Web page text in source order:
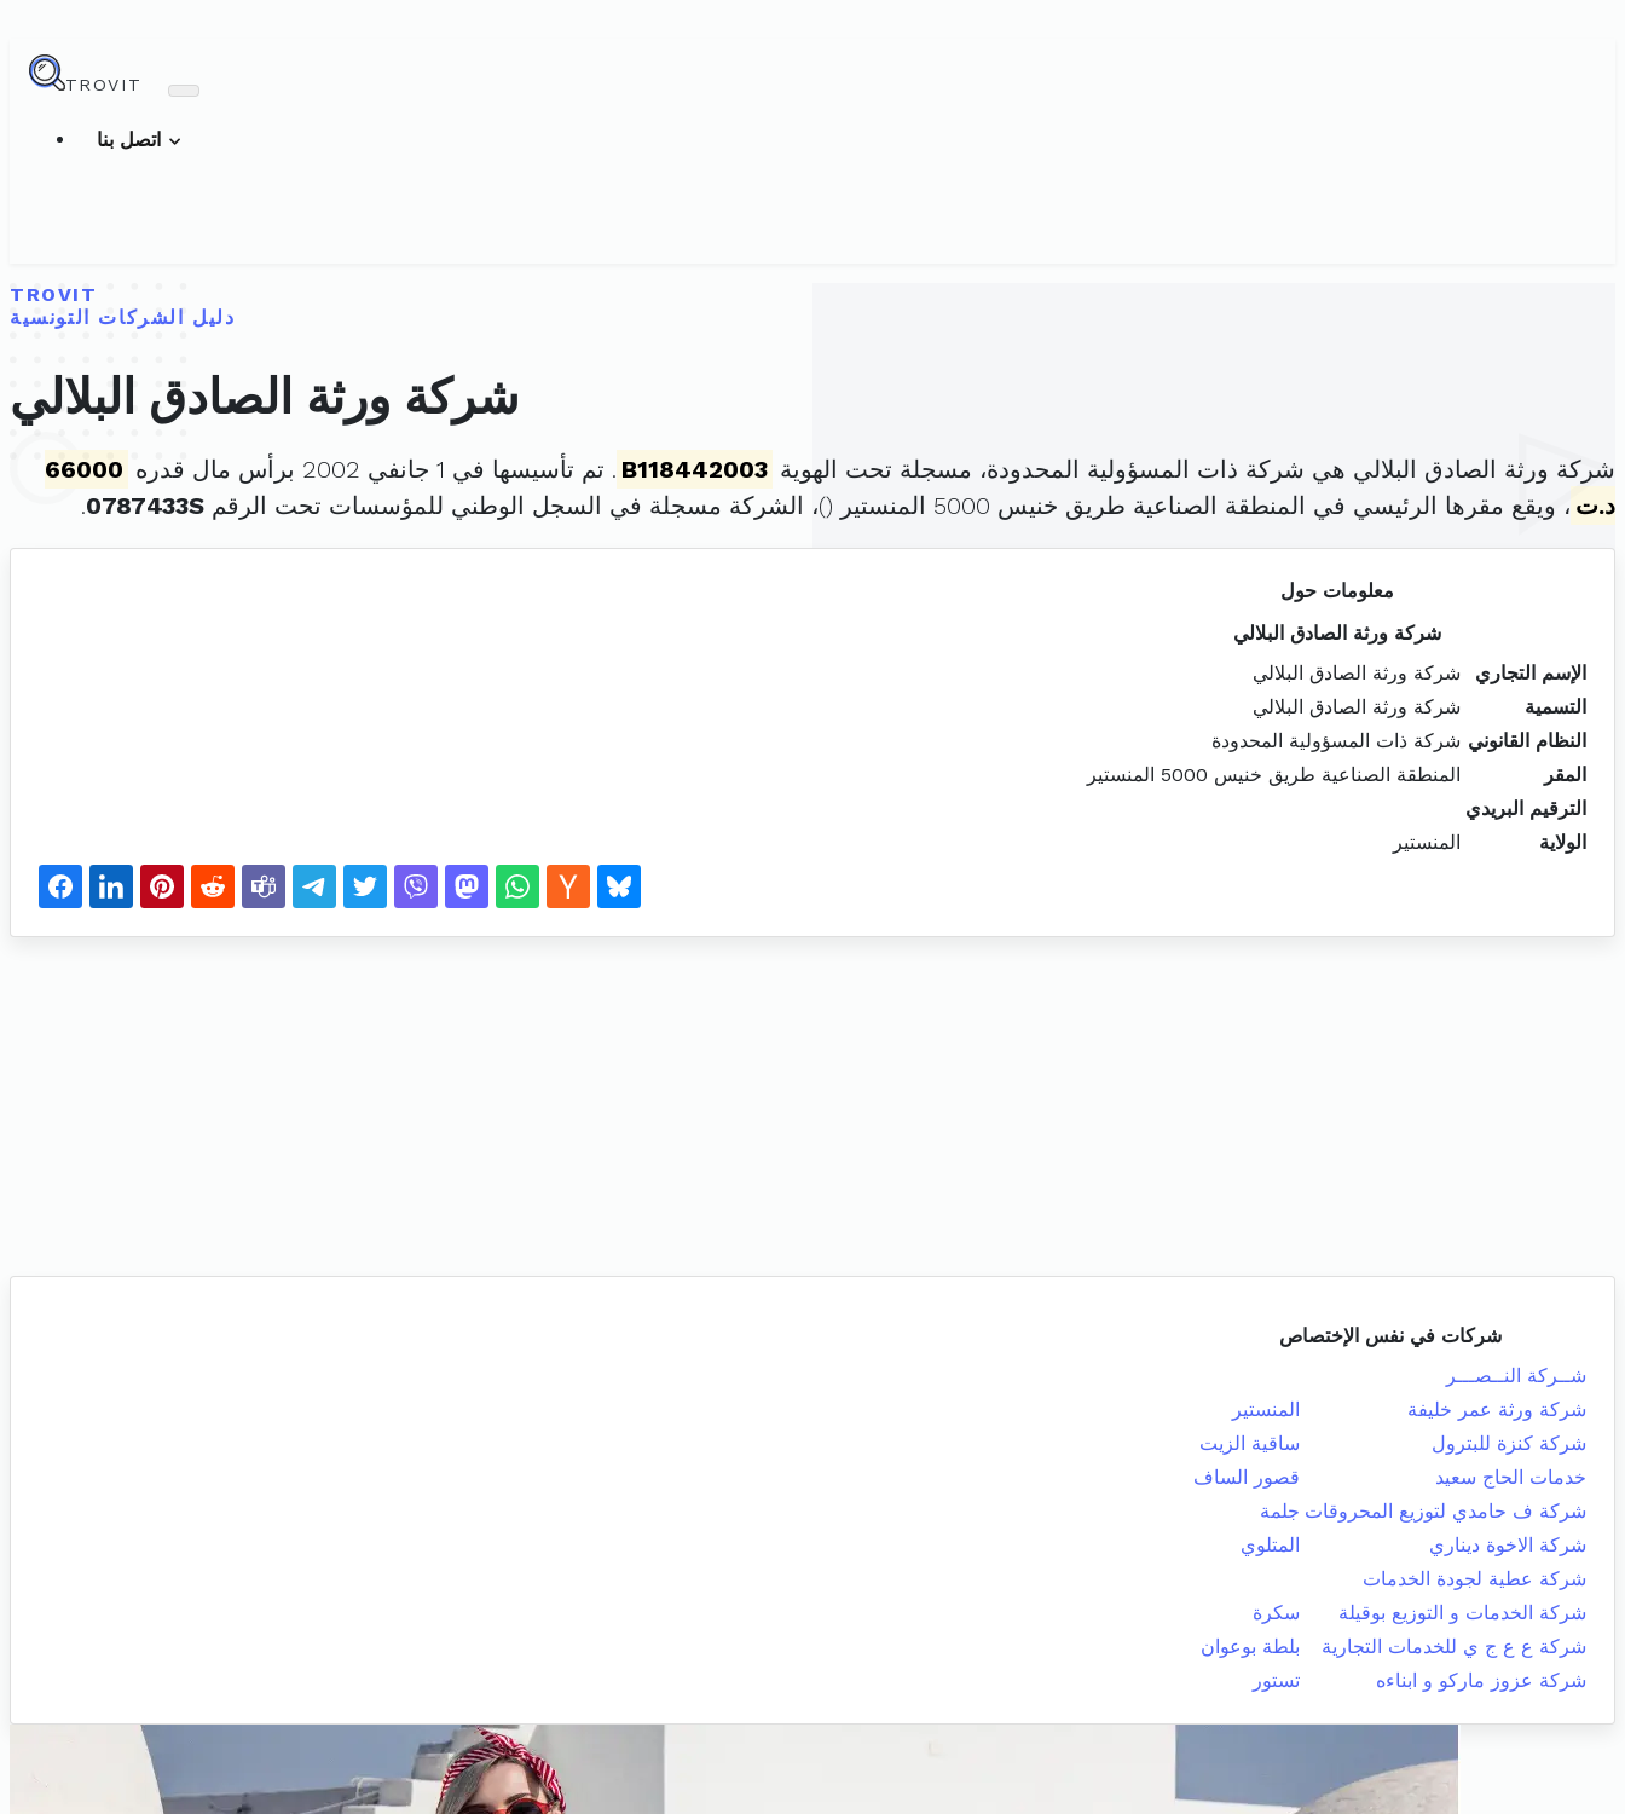
TROVIT
TROVIT
دليل الشركات التونسية
شركة ورثة الصادق البلالي
شركة ورثة الصادق البلالي هي شركة ذات المسؤولية المحدودة، مسجلة تحت الهوية B118442003 . تم تأسيسها في 1 جانفي 2002 برأس مال قدره
66000
د.ت ، ويقع مقرها الرئيسي في المنطقة الصناعية طريق خنيس 5000 المنستير ( )، الشركة مسجلة في السجل الوطني للمؤسسات تحت الرقم 0787433S
.
معلومات حول
شركة ورثة الصادق البلالي
الإسم التجاري
شركة ورثة الصادق البلالي
التسمية
شركة ورثة الصادق البلالي
النظام القانوني شركة ذات المسؤولية المحدودة
المقر
المنطقة الصناعية طريق خنيس 5000 المنستير
الترقيم البريدي
الولاية
المنستير
شركات في نفس الإختصاص
شــركة النــصـــر
شركة ورثة عمر خليفة
المنستير
شركة كنزة للبترول
ساقية الزيت
خدمات الحاج سعيد
قصور الساف
شركة ف حامدي لتوزيع المحروقات جلمة
شركة الاخوة ديناري
المتلوي
شركة عطية لجودة الخدمات
شركة الخدمات و التوزيع بوقيلة
سكرة
شركة ع ع ج ي للخدمات التجارية
بلطة بوعوان
شركة عزوز ماركو و ابناءه
تستور